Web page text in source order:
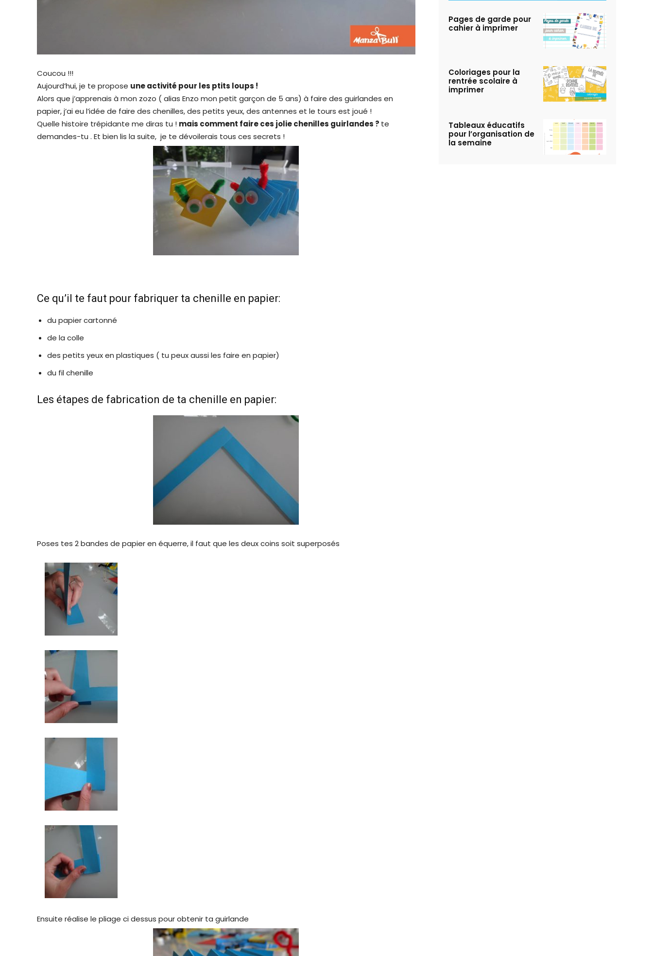
Coucou !!!
Aujourd’hui, je te propose une activité pour les ptits loups !
Alors que j’apprenais à mon zozo ( alias Enzo mon petit garçon de 5 ans) à faire des guirlandes en
papier, j’ai eu l’idée de faire des chenilles, des petits yeux, des antennes et le tours est joué !
Quelle histoire trépidante me diras tu ! mais comment faire ces jolie chenilles guirlandes ? te
demandes-tu . Et bien lis la suite, je te dévoilerais tous ces secrets !
Ce qu’il te faut pour fabriquer ta chenille en papier:
du papier cartonné
de la colle
des petits yeux en plastiques ( tu peux aussi les faire en papier)
du fil chenille
Les étapes de fabrication de ta chenille en papier:
Poses tes 2 bandes de papier en équerre, il faut que les deux coins soit superposés
Ensuite réalise le pliage ci dessus pour obtenir ta guirlande
Pages de garde pour
cahier à imprimer
Coloriages pour la
rentrée scolaire à
imprimer
Tableaux éducatifs
pour l’organisation de
la semaine